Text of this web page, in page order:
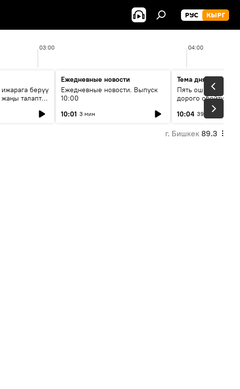
РУС КЫРГ
03:00 04:00
берүү
талаптар
Ежедневные новости
Ежедневные новости. Выпуск
10:00
10:01 3 мин
Тема дня
Пять ошибок
дорого обойтись
10:04 39 мин
г. Бишкек 89.3